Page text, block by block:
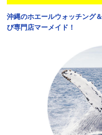
沖縄のホエールウォッチング＆
び専門店マーメイド！